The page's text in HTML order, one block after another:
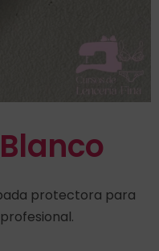
protectora para